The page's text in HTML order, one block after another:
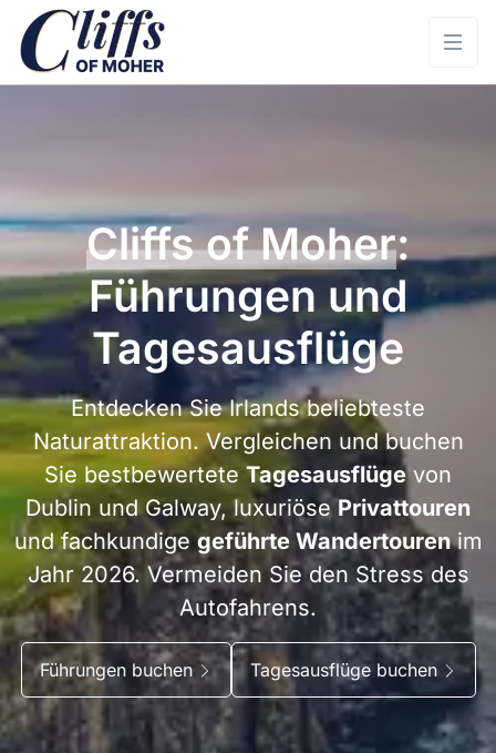
Cliffs of Moher:
Führungen und
Tagesausflüge
Entdecken Sie Irlands beliebteste
Naturattraktion. Vergleichen und buchen
Sie bestbewertete Tagesausflügevon
Dublin und Galway, luxuriösePrivattouren
und fachkundigegeführte Wandertourenim
Jahr 2026. Vermeiden Sie den Stress des
Autofahrens.
Führungen buchen Tagesausflüge buchen